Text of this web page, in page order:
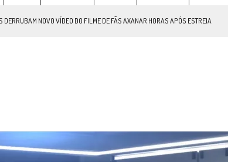
DERRUBAM NOVO VÍDEO DO FILME DE FÃS AXANAR HORAS APÓS ESTREIA
O FIM DE UMA ERA NA SDCC
DE
BEST FRIEND